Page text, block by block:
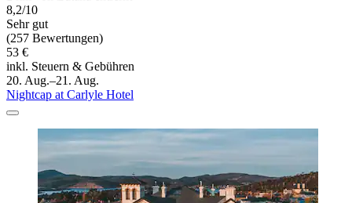
8,2/10
Sehr gut
(257 Bewertungen)
53 €
inkl. Steuern & Gebühren
20. Aug.–21. Aug.
Nightcap at Carlyle Hotel